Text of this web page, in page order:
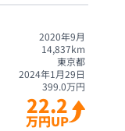
2020年9月
14,837km
東京都
2024年1月29日
399.0万円
22.2
万円UP